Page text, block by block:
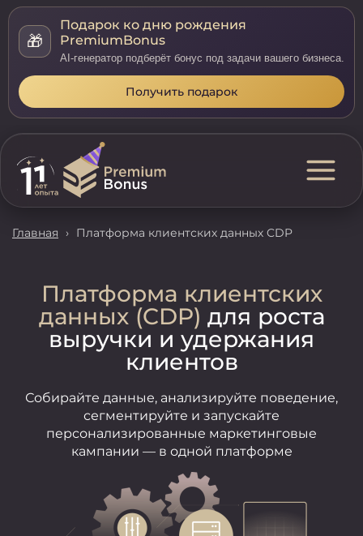
🎁
Подарок ко дню рождения
PremiumBonus
AI-генератор подберёт бонус под задачи вашего бизнеса.
Получить подарок
Главная › Платформа клиентских данных CDP
Платформа клиентских
данных (CDP) для роста
выручки и удержания
клиентов
Собирайте данные, анализируйте поведение,
сегментируйте и запускайте
персонализированные маркетинговые
кампании — в одной платформе